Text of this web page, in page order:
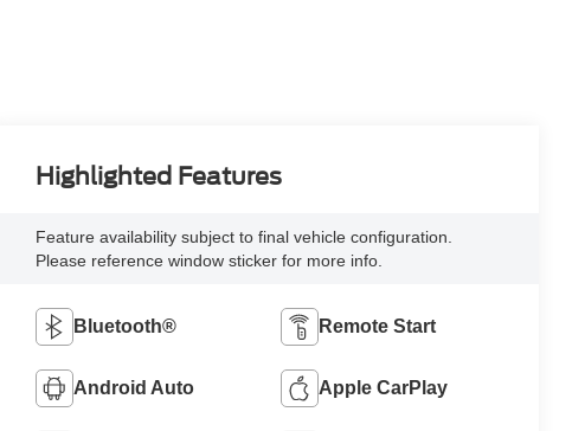
Highlighted Features
Feature availability subject to final vehicle configuration.
Please reference window sticker for more info.
Bluetooth® Remote Start
Android Auto Apple CarPlay